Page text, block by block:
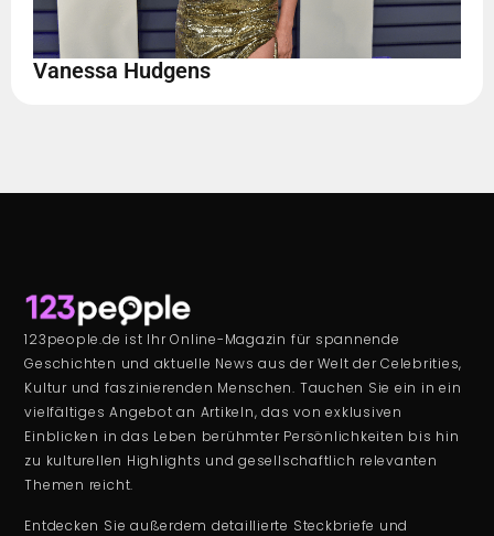
Vanessa Hudgens
123people.de ist Ihr Online-Magazin für spannende
Geschichten und aktuelle News aus der Welt der Celebrities,
Kultur und faszinierenden Menschen. Tauchen Sie ein in ein
vielfältiges Angebot an Artikeln, das von exklusiven
Einblicken in das Leben berühmter Persönlichkeiten bis hin
zu kulturellen Highlights und gesellschaftlich relevanten
Themen reicht.
Entdecken Sie außerdem detaillierte Steckbriefe und